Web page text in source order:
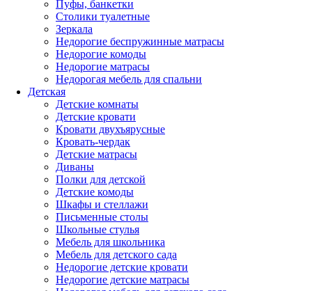
Пуфы, банкетки
Столики туалетные
Зеркала
Недорогие беспружинные матрасы
Недорогие комоды
Недорогие матрасы
Недорогая мебель для спальни
Детская
Детские комнаты
Детские кровати
Кровати двухъярусные
Кровать-чердак
Детские матрасы
Диваны
Полки для детской
Детские комоды
Шкафы и стеллажи
Письменные столы
Школьные стулья
Мебель для школьника
Мебель для детского сада
Недорогие детские кровати
Недорогие детские матрасы